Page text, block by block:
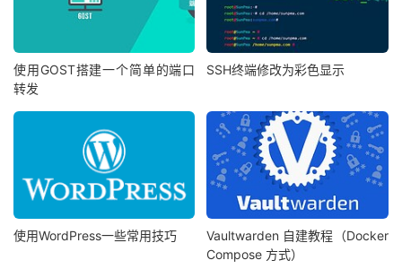
使用GOST搭建一个简单的端口
转发
SSH终端修改为彩色显示
使用WordPress一些常用技巧
Vaultwarden 自建教程（Docker
Compose 方式）